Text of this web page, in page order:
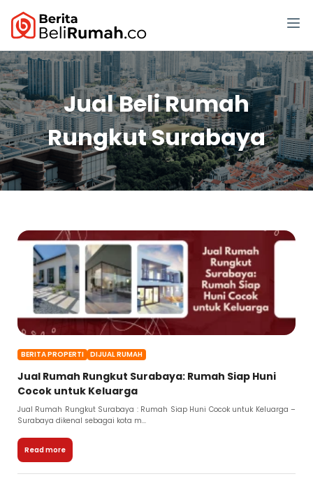
Jual Beli Rumah
Rungkut Surabaya
BERITA PROPERTI DIJUAL RUMAH
Jual Rumah Rungkut Surabaya: Rumah Siap Huni
Cocok untuk Keluarga
Jual Rumah Rungkut Surabaya : Rumah Siap Huni Cocok untuk Keluarga –
Surabaya dikenal sebagai kota m...
Read more